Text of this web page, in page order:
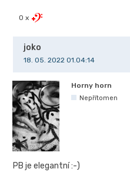
0 x
joko
18. 05. 2022 01.04:14
Horny horn
Nepřítomen
PB je elegantní :-)